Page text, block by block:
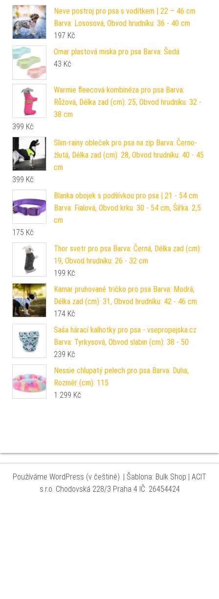
Neve postroj pro psa s vodítkem | 22 – 46 cm
Barva: Lososová, Obvod hrudníku: 36 - 40 cm
197 Kč
Omar plastová miska pro psa Barva: Šedá
43 Kč
Warmie fleecová kombinéza pro psa Barva:
Růžová, Délka zad (cm): 25, Obvod hrudníku: 32 -
38 cm
399 Kč
Slim-rainy obleček pro psa na zip Barva: Černo-
žlutá, Délka zad (cm): 28, Obvod hrudníku: 40 - 45
cm
399 Kč
Blanka obojek s podšívkou pro psa | 21 - 54 cm
Barva: Fialová, Obvod krku: 30 - 54 cm, Šířka: 2,5
cm
175 Kč
Thor svetr pro psa Barva: Černá, Délka zad (cm):
19, Obvod hrudníku: 26 - 32 cm
199 Kč
Kamar pruhované tričko pro psa Barva: Modrá,
Délka zad (cm): 31, Obvod hrudníku: 42 - 46 cm
174 Kč
Saša hárací kalhotky pro psa - vsepropejska.cz
Barva: Tyrkysová, Obvod slabin (cm): 38 - 50
239 Kč
Nessie chlupatý pelech pro psa Barva: Duha,
Rozměr (cm): 115
1 299 Kč
Používáme WordPress (v češtině). Šablona: Bulk Shop
| ACIT
s.r.o. Chodovská 228/3 Praha 4 IČ: 26454424